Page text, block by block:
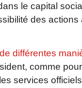
le capital
des
différentes
comme
services